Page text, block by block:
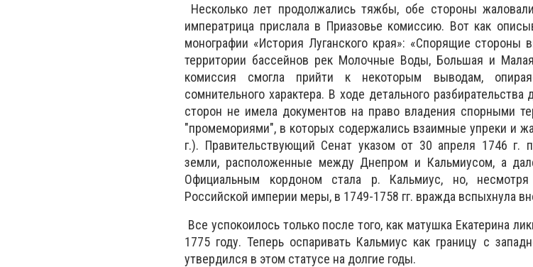
Несколько лет продолжались тяжбы, обе стороны
императрица прислала в Приазовье комиссию. Вот как
монографии «История Луганского края»: «Спорящие стороны
территории бассейнов рек Молочные Воды, Большая и
комиссия смогла прийти к некоторым выводам,
сомнительного характера. В ходе детального
сторон не имела документов на право владения спорными
"промемориями", в которых содержались взаимные упреки и
г.). Правительствующий Сенат указом от 30 апреля 1746 г.
земли, расположенные между Днепром и Кальмиусом, а
Официальным кордоном стала р. Кальмиус, но, несмотря
Российской империи меры, в 1749-1758 гг. вражда вспыхнула
Все успокоилось только после того, как матушка Екатерина
1775 году. Теперь оспаривать Кальмиус как границу с
утвердился в этом статусе на долгие годы.